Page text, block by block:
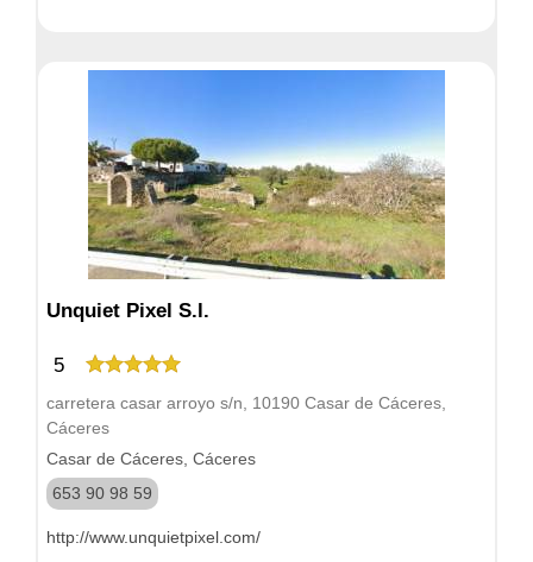
Unquiet Pixel S.l.
5
carretera casar arroyo s/n, 10190 Casar de Cáceres,
Cáceres
Casar de Cáceres, Cáceres
653 90 98 59
http://www.unquietpixel.com/